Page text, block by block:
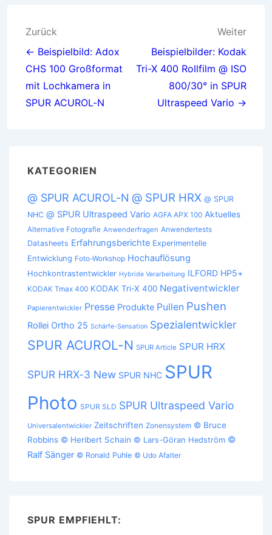
Beitragsnavigation
Zurück
← Beispielbild: Adox
CHS 100 Großformat
mit Lochkamera in
SPUR ACUROL-N
Weiter
Beispielbilder: Kodak
Tri-X 400 Rollfilm @ ISO
800/30° in SPUR
Ultraspeed Vario →
KATEGORIEN
@ SPUR ACUROL-N @ SPUR HRX @ SPUR
NHC @ SPUR Ultraspeed Vario AGFA APX 100 Aktuelles
Alternative Fotografie Anwenderfragen Anwendertests
Datasheets Erfahrungsberichte Experimentelle
Entwicklung Foto-Workshop Hochauflösung
Hochkontrastentwickler Hybride Verarbeitung ILFORD HP5+
KODAK Tmax 400 KODAK Tri-X 400 Negativentwickler
Papierentwickler Presse Produkte Pullen Pushen
Rollei Ortho 25 Schärfe-Sensation Spezialentwickler
SPUR ACUROL-N SPUR Article SPUR HRX
SPUR HRX-3 New SPUR NHC SPUR
Photo SPUR SLD SPUR Ultraspeed Vario
Universalentwickler Zeitschriften Zonensystem © Bruce
Robbins © Heribert Schain © Lars-Göran Hedström ©
Ralf Sänger © Ronald Puhle © Udo Afalter
SPUR EMPFIEHLT: